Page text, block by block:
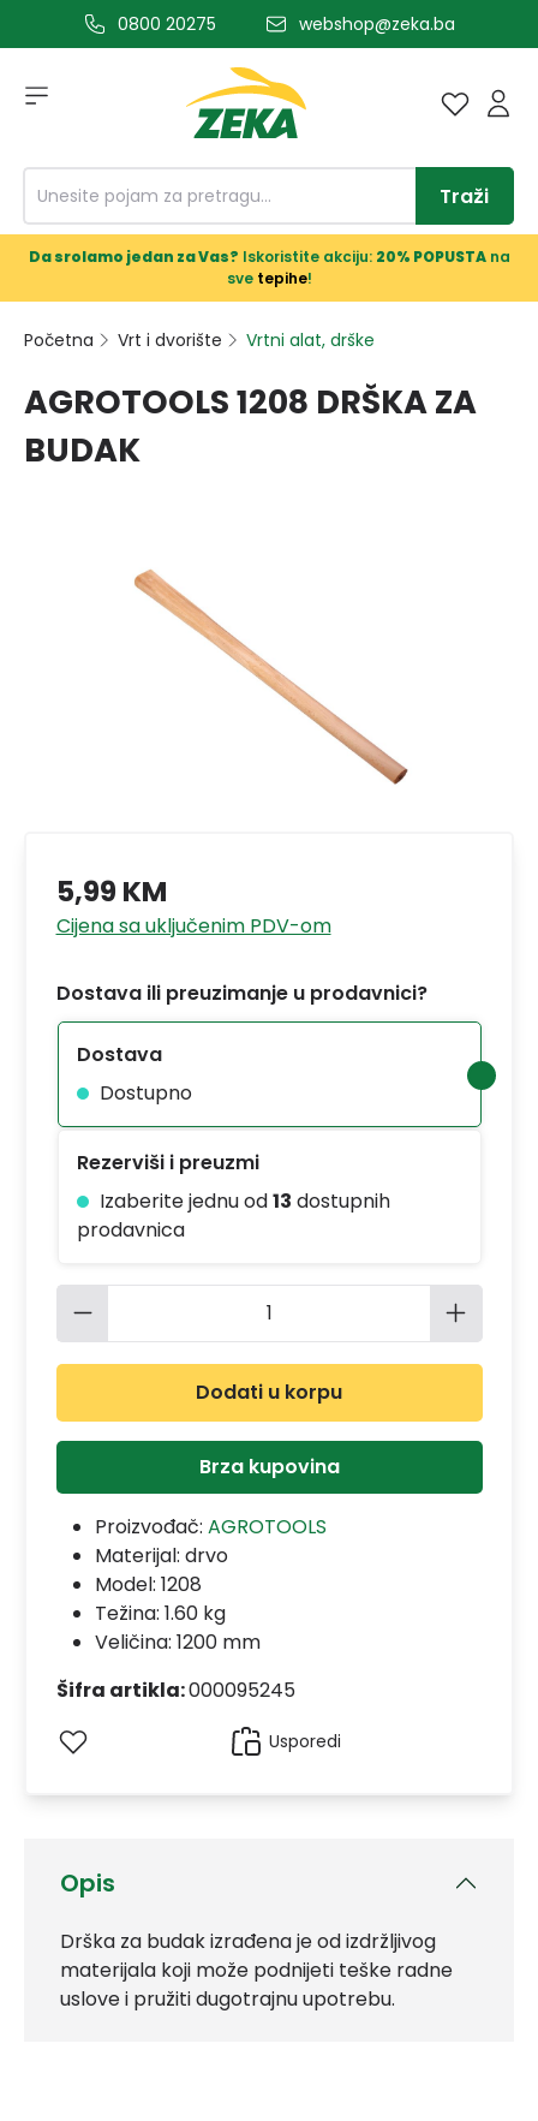
glavni sadržaj0800 20275 webshop@zeka.ba
Traži
Da srolamo jedan za Vas? Iskoristite akciju: 20% POPUSTAna
sve tepihe!
Početna Vrt i dvorište Vrtni alat, drške
AGROTOOLS 1208 DRŠKA ZA
BUDAK
Opis
Drška za budak izrađena je od izdržljivog
materijala koji može podnijeti teške radne
uslove i pružiti dugotrajnu upotrebu.
5,99 KM
Cijena sa uključenim PDV-om
Dostava ili preuzimanje u prodavnici?
Dostava
Dostupno
Rezerviši i preuzmi
Izaberite jednu od13 dostupnih
prodavnica
Količina proizvoda: Unesite
Dodati u korpu
Brza kupovina
Proizvođač: AGROTOOLS
Materijal: drvo
Model: 1208
Težina: 1.60 kg
Veličina: 1200 mm
Šifra artikla:000095245
Usporedi